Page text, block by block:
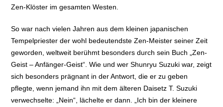
Zen-Klöster im gesamten Westen.
So war nach vielen Jahren aus dem kleinen japanischen
Tempelpriester der wohl bedeutendste Zen-Meister seiner Zeit
geworden, weltweit berühmt besonders durch sein Buch „Zen-
Geist – Anfänger-Geist“. Wie und wer Shunryu Suzuki war, zeigt
sich besonders prägnant in der Antwort, die er zu geben
pflegte, wenn jemand ihn mit dem älteren Daisetz T. Suzuki
verwechselte: „Nein“, lächelte er dann. „Ich bin der kleinere